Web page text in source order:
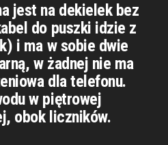
jest na dekielek bez
do puszki idzie z
i ma w sobie dwie
w żadnej nie ma
dla telefonu.
w piętrowej
obok liczników.